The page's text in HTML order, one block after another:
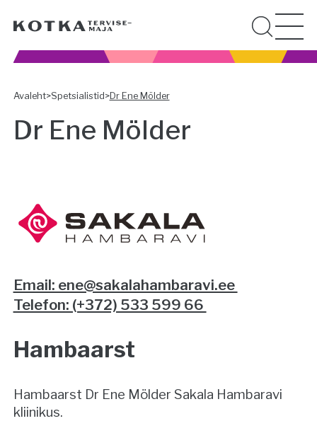
Avaleht>Spetsialistid>Dr Ene Mölder
Dr Ene Mölder
Email: ene@sakalahambaravi.ee
Telefon: (+372) 533 599 66
Hambaarst
Hambaarst Dr Ene Mölder Sakala Hambaravi
kliinikus.